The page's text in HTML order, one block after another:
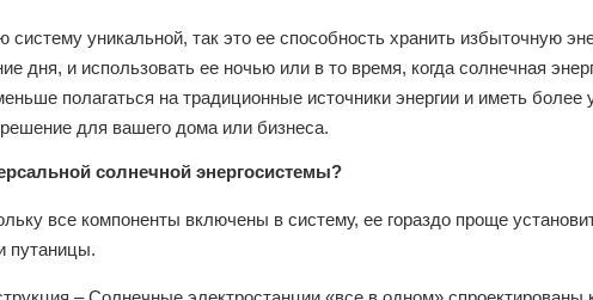
систему уникальной, так это ее способность хранить избыточную
дня, и использовать ее ночью или в то время, когда солнечная
полагаться на традиционные источники энергии и иметь более
для вашего дома или бизнеса.
солнечной энергосистемы?
все компоненты включены в систему, ее гораздо проще
путаницы.